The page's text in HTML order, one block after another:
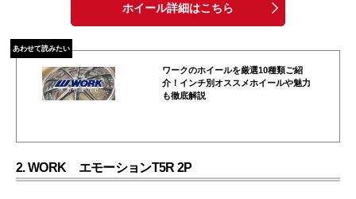
ホイール詳細はこちら
あわせて読みたい
ワークのホイールを厳選10種類ご紹
介！インチ別オススメホイールや魅力
も徹底解説
2. WORK エモーションT5R 2P